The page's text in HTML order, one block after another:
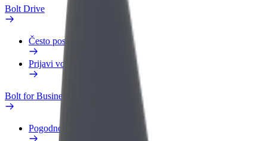
Bolt Drive
Često postavljana pitanja
Prijavi vozilo
Bolt for Business
Pogodnosti